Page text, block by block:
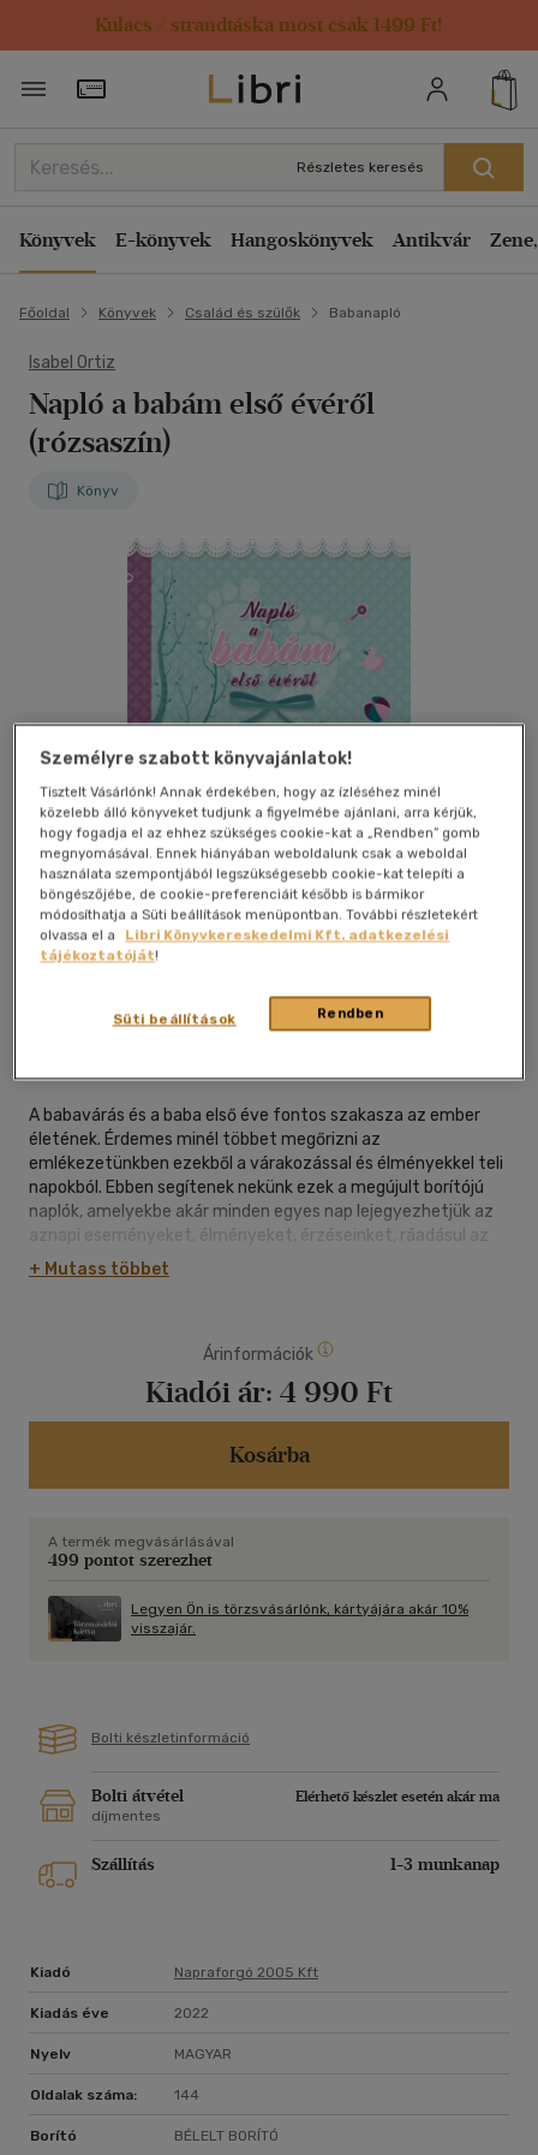
Kulacs / strandtáska most csak 1499 Ft!
Törzsvásárlói Kártya adatai
Részletes keresés
Könyvek E-könyvek Hangoskönyvek Antikvár
Főoldal Könyvek Család és szülők Babanapló
Isabel Ortiz
Napló a babám első évéről
(rózsaszín)
Könyv
Kívánságlistához adom
magyar nyelvű|bélelt borító
A babavárás és a baba első éve fontos szakasza az ember
életének. Érdemes minél többet megőrizni az
emlékezetünkben ezekből a várakozással és élményekkel teli
napokból. Ebben segítenek nekünk ezek a megújult borítójú
naplók, amelyekbe akár minden egyes nap lejegyezhetjük az
aznapi eseményeket, élményeket, érzéseinket, ráadásul az
oldalakon hasznos tudnivalókat, tanácsokat is találunk,
amelyek megkönnyíthetik ezt a csodákkal és
+ Mutass többet
Árinformációk
Kiadói ár: 4 990 Ft
Kosárba
A termék megvásárlásával
499 pontot szerezhet
Legyen Ön is törzsvásárlónk, kártyájára akár 10%
visszajár.
Bolti készletinformáció
Bolti átvétel
Elérhető készlet esetén akár ma
díjmentes
Szállítás 1-3 munkanap
Kiadó Napraforgó 2005 Kft
Kiadás éve 2022
Nyelv MAGYAR
Oldalak száma: 144
Borító BÉLELT BORÍTÓ
Személyre szabott könyvajánlatok!
Tisztelt Vásárlónk! Annak érdekében, hogy az ízléséhez minél
közelebb álló könyveket tudjunk a figyelmébe ajánlani, arra kérjük,
hogy fogadja el az ehhez szükséges cookie-kat a „Rendben” gomb
megnyomásával. Ennek hiányában weboldalunk csak a weboldal
használata szempontjából legszükségesebb cookie-kat telepíti a
böngészőjébe, de cookie-preferenciáit később is bármikor
módosíthatja a Süti beállítások menüpontban. További részletekért
olvassa el a
Libri Könyvkereskedelmi Kft. adatkezelési
tájékoztatóját!
Rendben
Süti beállítások